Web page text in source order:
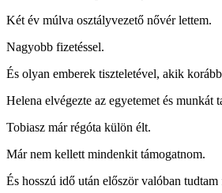
Két év múlva osztályvezető nővér lettem.
Nagyobb fizetéssel.
És olyan emberek tiszteletével, akik
Helena elvégezte az egyetemet és munkát
Tobiasz már régóta külön élt.
Már nem kellett mindenkit támogatnom.
És hosszú idő után először valóban tudtam